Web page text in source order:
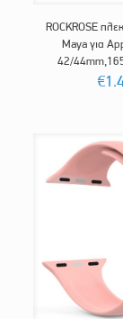
ROCKROSE
Maya για
42/
€